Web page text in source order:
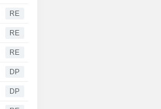
RE
RE
RE
DP
DP